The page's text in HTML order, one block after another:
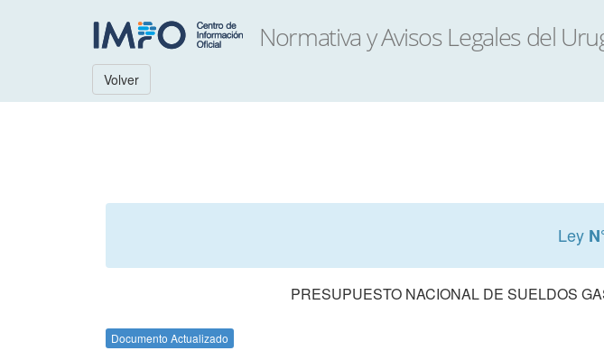
Volver
Ley
PRESUPUESTO NACIONAL DE SUELDOS
Documento Actualizado